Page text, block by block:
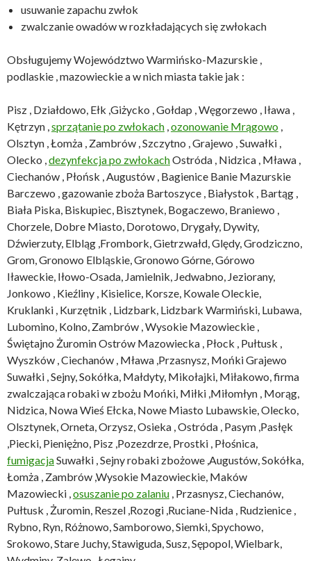
usuwanie zapachu zwłok
zwalczanie owadów w rozkładających się zwłokach
Obsługujemy Województwo Warmińsko-Mazurskie ,
podlaskie , mazowieckie a w nich miasta takie jak :
Pisz , Działdowo, Ełk ,Giżycko , Gołdap , Węgorzewo , Iława ,
Kętrzyn , sprzątanie po zwłokach ozonowanie Mrągowo
Olsztyn , Łomża , Zambrów , Szczytno , Grajewo , Suwałki ,
Olecko , dezynfekcja po zwłokachOstróda , Nidzica , Mława ,
Ciechanów , Płońsk , Augustów , Bagienice Banie Mazurskie
Barczewo , gazowanie zboża Bartoszyce , Białystok , Bartąg ,
Biała Piska, Biskupiec, Bisztynek, Bogaczewo, Braniewo ,
Chorzele, Dobre Miasto, Dorotowo, Drygały, Dywity,
Dźwierzuty, Elbląg ,Frombork, Gietrzwałd, Ględy, Grodziczno,
Grom, Gronowo Elbląskie, Gronowo Górne, Górowo
Iławeckie, Iłowo-Osada, Jamielnik, Jedwabno, Jeziorany,
Jonkowo , Kieźliny , Kisielice, Korsze, Kowale Oleckie,
Kruklanki , Kurzętnik , Lidzbark, Lidzbark Warmiński, Lubawa,
Lubomino, Kolno, Zambrów , Wysokie Mazowieckie ,
Świętajno Żuromin Ostrów Mazowiecka , Płock , Pułtusk ,
Wyszków , Ciechanów , Mława ,Przasnysz, Mońki Grajewo
Suwałki , Sejny, Sokółka, Małdyty, Mikołajki, Miłakowo, firma
zwalczająca robaki w zbożu Mońki, Miłki ,Miłomłyn , Morąg,
Nidzica, Nowa Wieś Ełcka, Nowe Miasto Lubawskie, Olecko,
Olsztynek, Orneta, Orzysz, Osieka , Ostróda , Pasym ,Pasłęk
,Piecki, Pieniężno, Pisz ,Pozezdrze, Prostki , Płośnica,
fumigacjaSuwałki , Sejny robaki zbożowe ,Augustów, Sokółka,
Łomża , Zambrów ,Wysokie Mazowieckie, Maków
Mazowiecki , osuszanie po zalaniu , Przasnysz, Ciechanów,
Pułtusk , Żuromin, Reszel ,Rozogi ,Ruciane-Nida , Rudzienice ,
Rybno, Ryn, Różnowo, Samborowo, Siemki, Spychowo,
Srokowo, Stare Juchy, Stawiguda, Susz, Sępopol, Wielbark,